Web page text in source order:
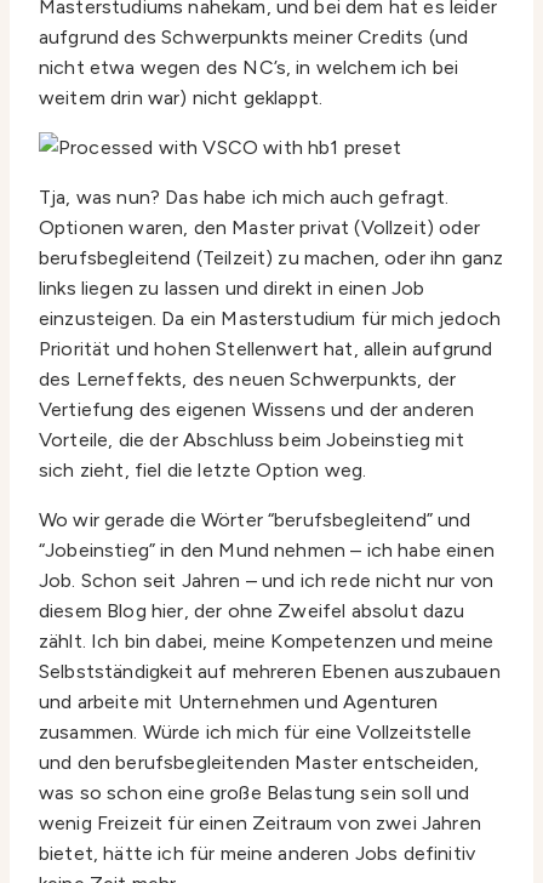
Masterstudiums nahekam, und bei dem hat es leider
aufgrund des Schwerpunkts meiner Credits (und
nicht etwa wegen des NC’s, in welchem ich bei
weitem drin war) nicht geklappt.
Tja, was nun? Das habe ich mich auch gefragt.
Optionen waren, den Master privat (Vollzeit) oder
berufsbegleitend (Teilzeit) zu machen, oder ihn ganz
links liegen zu lassen und direkt in einen Job
einzusteigen. Da ein Masterstudium für mich jedoch
Priorität und hohen Stellenwert hat, allein aufgrund
des Lerneffekts, des neuen Schwerpunkts, der
Vertiefung des eigenen Wissens und der anderen
Vorteile, die der Abschluss beim Jobeinstieg mit
sich zieht, fiel die letzte Option weg.
Wo wir gerade die Wörter “berufsbegleitend” und
“Jobeinstieg” in den Mund nehmen – ich habe einen
Job. Schon seit Jahren – und ich rede nicht nur von
diesem Blog hier, der ohne Zweifel absolut dazu
zählt. Ich bin dabei, meine Kompetenzen und meine
Selbstständigkeit auf mehreren Ebenen auszubauen
und arbeite mit Unternehmen und Agenturen
zusammen. Würde ich mich für eine Vollzeitstelle
und den berufsbegleitenden Master entscheiden,
was so schon eine große Belastung sein soll und
wenig Freizeit für einen Zeitraum von zwei Jahren
bietet, hätte ich für meine anderen Jobs definitiv